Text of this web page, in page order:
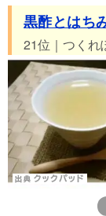
黒酢とはち
21位｜つくれ